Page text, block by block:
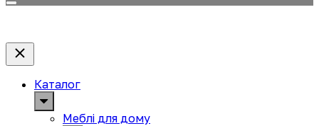
Каталог
Меблі для дому